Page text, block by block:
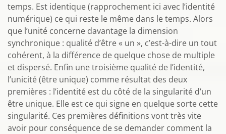
temps. Est identique (rapprochement ici avec l’identité
numérique) ce qui reste le même dans le temps. Alors
que l’unité concerne davantage la dimension
synchronique : qualité d’être « un », c’est-à-dire un tout
cohérent, à la différence de quelque chose de multiple
et dispersé. Enfin une troisième qualité de l’identité,
l’unicité (être unique) comme résultat des deux
premières : l’identité est du côté de la singularité d’un
être unique. Elle est ce qui signe en quelque sorte cette
singularité. Ces premières définitions vont très vite
avoir pour conséquence de se demander comment la